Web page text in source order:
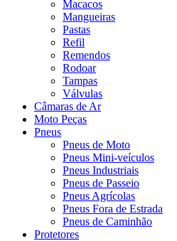
Macacos
Mangueiras
Pastas
Refil
Remendos
Rodoar
Tampas
Válvulas
Câmaras de Ar
Moto Peças
Pneus
Pneus de Moto
Pneus Mini-veículos
Pneus Industriais
Pneus de Passeio
Pneus Agrícolas
Pneus Fora de Estrada
Pneus de Caminhão
Protetores